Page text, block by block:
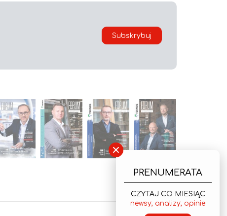
Subskrybuj
×
PRENUMERATA
CZYTAJ CO MIESIĄC
newsy, analizy, opinie